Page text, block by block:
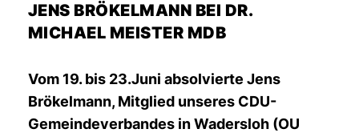
JENS BRÖKELMANN BEI DR.
MICHAEL MEISTER MDB
Vom 19. bis 23.Juni absolvierte Jens
Brökelmann, Mitglied unseres CDU-
Gemeindeverbandes in Wadersloh (OU